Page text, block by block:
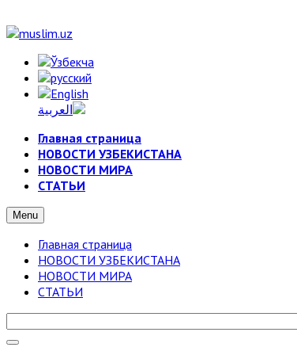
Главная страница
НОВОСТИ УЗБЕКИСТАНА
НОВОСТИ МИРА
СТАТЬИ
Menu
Главная страница
НОВОСТИ УЗБЕКИСТАНА
НОВОСТИ МИРА
СТАТЬИ